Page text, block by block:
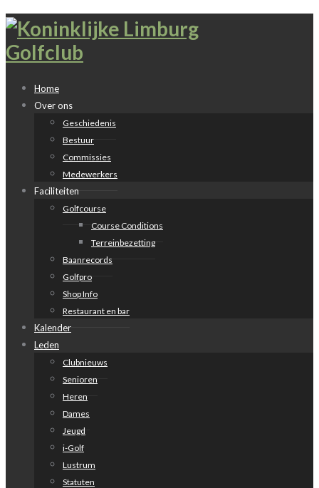
Home
Over ons
Geschiedenis
Bestuur
Commissies
Medewerkers
Faciliteiten
Golfcourse
Course Conditions
Terreinbezetting
Baanrecords
Golfpro
Shop Info
Restaurant en bar
Kalender
Leden
Clubnieuws
Senioren
Heren
Dames
Jeugd
i-Golf
Lustrum
Statuten